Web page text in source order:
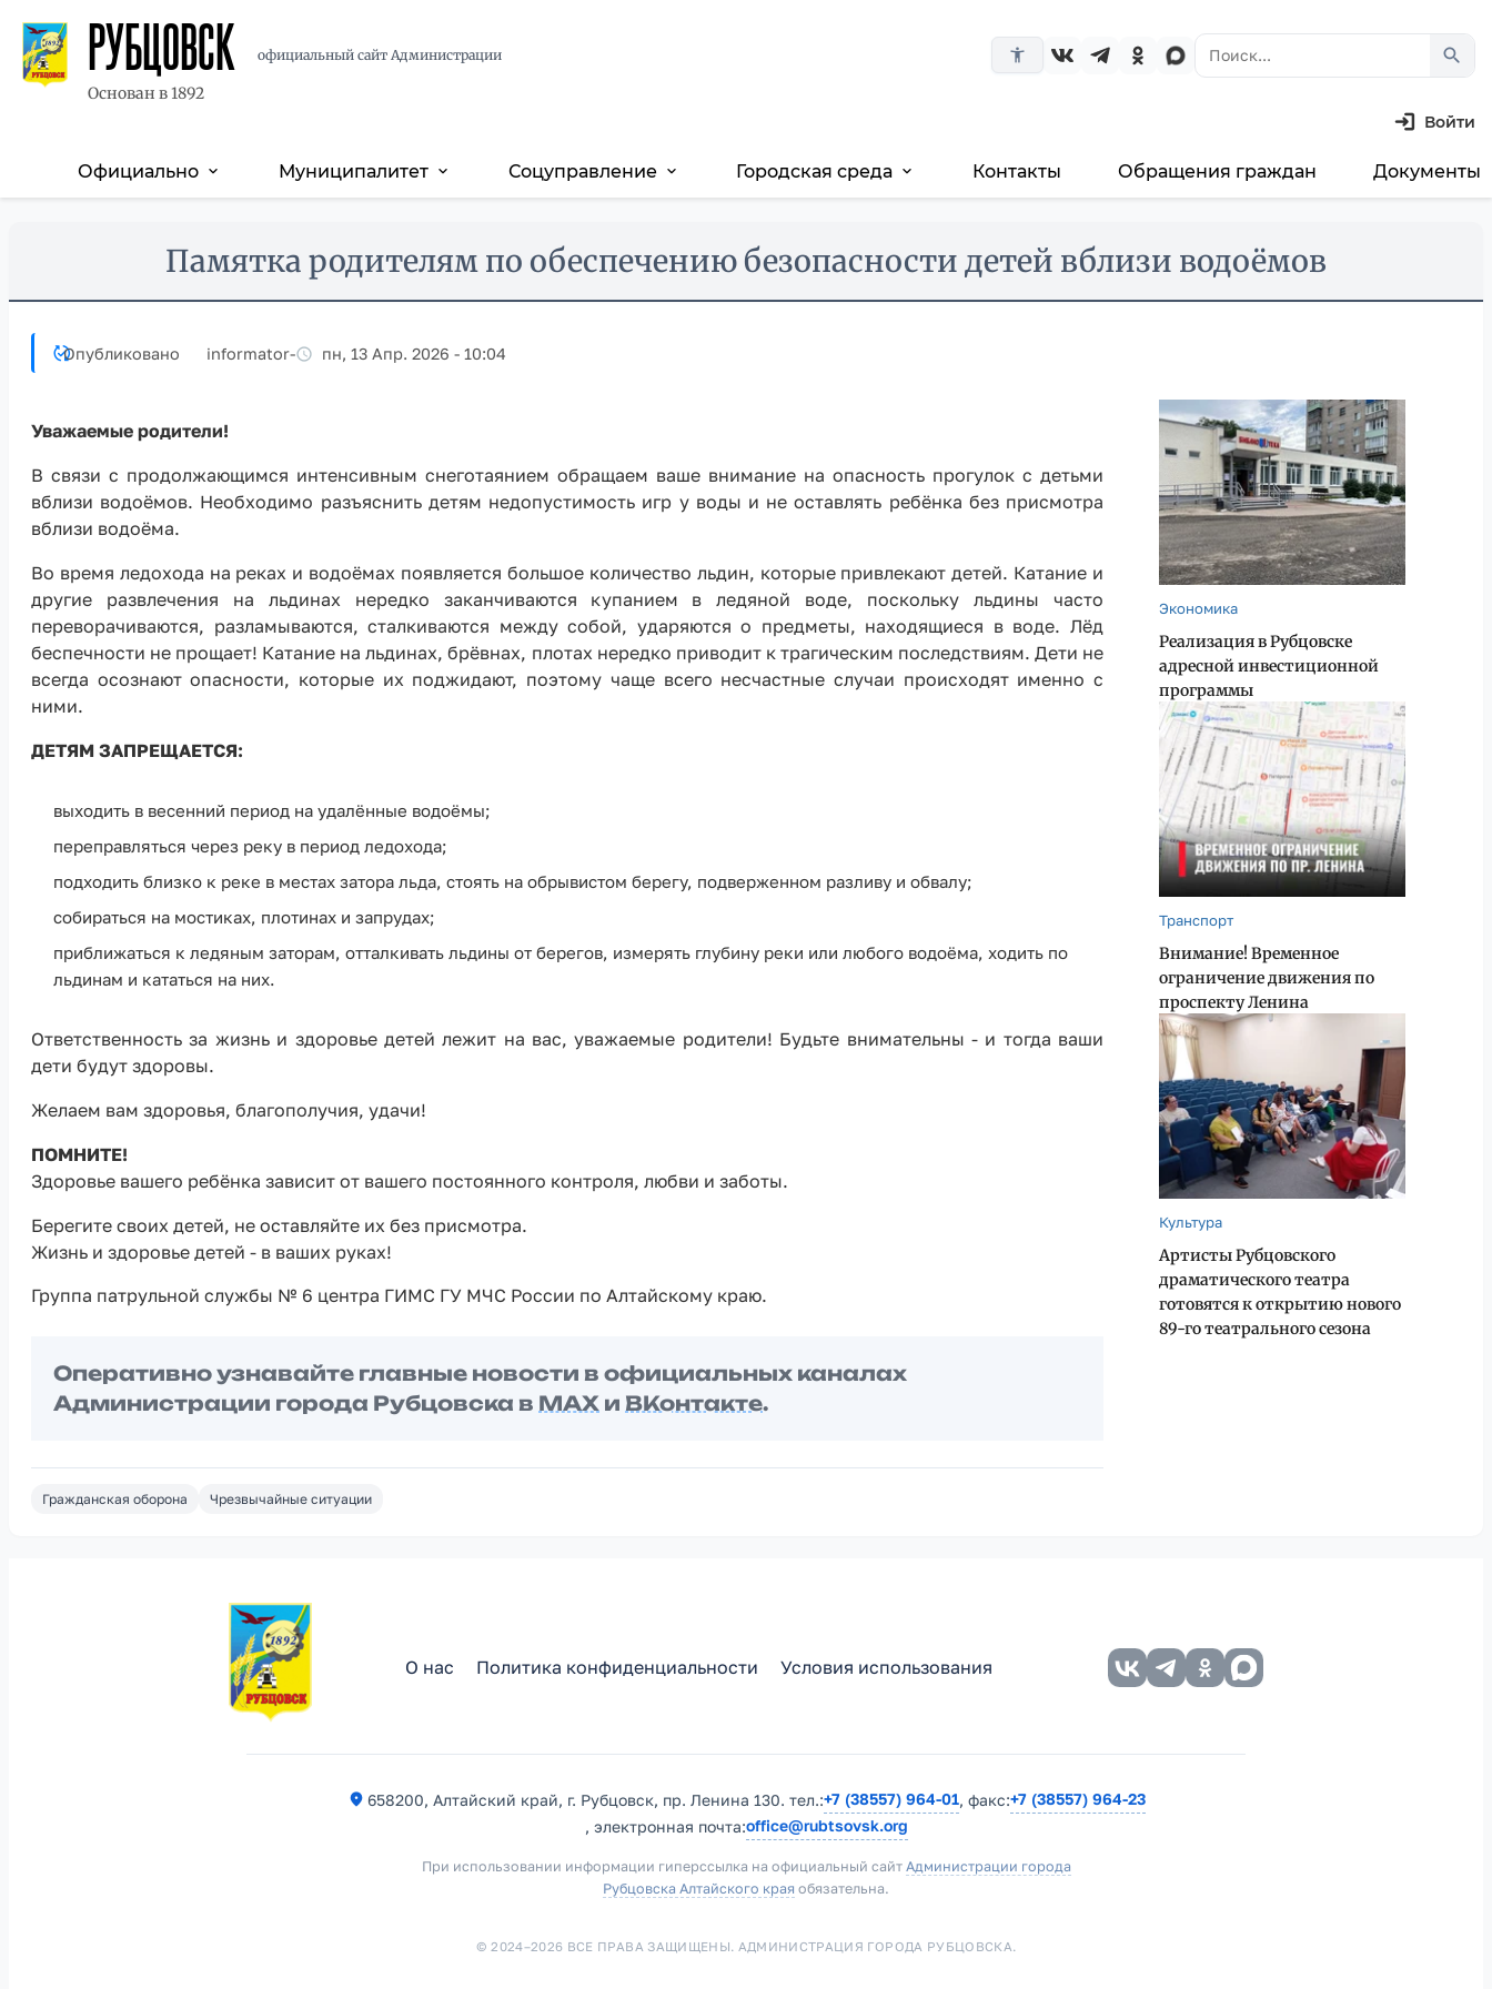
РУБЦОВСК
Основан в 1892
официальный сайт Администрации accessibility_new search
Войти
Основная
Официально expand_more Муниципалитет expand_more Соцуправление expand_more Городская среда expand_more Контакты Обращения граждан Документы
Памятка родителям по обеспечению безопасности детей вблизи водоёмов
Опубликовано informator- пн, 13 Апр. 2026 - 10:04
Уважаемые родители!
В связи с продолжающимся интенсивным снеготаянием обращаем ваше внимание на опасность прогулок с детьми
вблизи водоёмов. Необходимо разъяснить детям недопустимость игр у воды и не оставлять ребёнка без присмотра
вблизи водоёма.
Во время ледохода на реках и водоёмах появляется большое количество льдин, которые привлекают детей. Катание и
другие развлечения на льдинах нередко заканчиваются купанием в ледяной воде, поскольку льдины часто
переворачиваются, разламываются, сталкиваются между собой, ударяются о предметы, находящиеся в воде. Лёд
беспечности не прощает! Катание на льдинах, брёвнах, плотах нередко приводит к трагическим последствиям. Дети не
всегда осознают опасности, которые их поджидают, поэтому чаще всего несчастные случаи происходят именно с
ними.
ДЕТЯМ ЗАПРЕЩАЕТСЯ:
выходить в весенний период на удалённые водоёмы;
переправляться через реку в период ледохода;
подходить близко к реке в местах затора льда, стоять на обрывистом берегу, подверженном разливу и обвалу;
собираться на мостиках, плотинах и запрудах;
приближаться к ледяным заторам, отталкивать льдины от берегов, измерять глубину реки или любого водоёма, ходить по
льдинам и кататься на них.
Ответственность за жизнь и здоровье детей лежит на вас, уважаемые родители! Будьте внимательны - и тогда ваши
дети будут здоровы.
Желаем вам здоровья, благополучия, удачи!
ПОМНИТЕ!
Здоровье вашего ребёнка зависит от вашего постоянного контроля, любви и заботы.
Берегите своих детей, не оставляйте их без присмотра.
Жизнь и здоровье детей - в ваших руках!
Группа патрульной службы № 6 центра ГИМС ГУ МЧС России по Алтайскому краю.
Оперативно узнавайте главные новости в официальных каналах
Администрации города Рубцовска в MAX и ВКонтакте.
Гражданская оборона Чрезвычайные ситуации
Экономика
Реализация в Рубцовске
адресной инвестиционной
программы
Транспорт
Внимание! Временное
ограничение движения по
проспекту Ленина
Культура
Артисты Рубцовского
драматического театра
готовятся к открытию нового
89-го театрального сезона
О нас Политика конфиденциальности Условия использования
658200, Алтайский край, г. Рубцовск, пр. Ленина 130. тел.:+7 (38557) 964-01, факс:+7 (38557) 964-23
, электронная почта:office@rubtsovsk.org
При использовании информации гиперссылка на официальный сайт Администрации города
Рубцовска Алтайского края обязательна.
© 2024–2026 ВСЕ ПРАВА ЗАЩИЩЕНЫ. АДМИНИСТРАЦИЯ ГОРОДА РУБЦОВСКА.